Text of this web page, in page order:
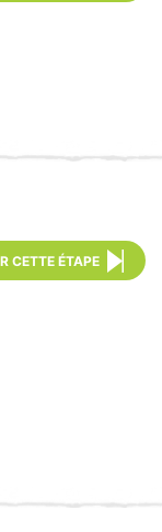
CETTE ÉTAPE